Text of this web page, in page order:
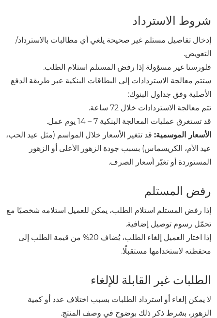
شروط الاسترداد
إدخال تفاصيل مستلم غير صحيحة يلغي أي مطالبات بالاسترداد/
التعويض.
فلورستا غير مسؤولة إذا رفض المستلم استلام الطلب.
ستتم معالجة الاستردادات إلى البطاقات البنكية عبر طريقة الدفع
الأصلية وفق جداول البنوك:
تتم معالجة الاستردادات خلال 72 ساعة.
قد تستغرق عمليات المعالجة البنكية 7 – 14 يوم عمل.
الأسعار الموسمية:قد تتغير الأسعار خلال المواسم (مثل عيد الحب،
عيد الأم، الكريسماس) بسبب جودة الزهور الأعلى أو الزهور
المستوردة أو تغيّر أسعار الصرف.
رفض المستلم
إذا رفض المستلم استلام الطلب، يمكن للعميل استلامه شخصيًا مع
تحمّل رسوم توصيل إضافية.
إذا اختار العميل إلغاء الطلب، يُضاف 20% من قيمة الطلب إلى
محفظته لاستخدامها مستقبلًا.
الطلبات غير القابلة للإلغاء
لا يمكن إلغاء أو استرداد الطلبات بسبب اختلاف عدد أو كمية
الزهور، بشرط ذكر ذلك بوضوح في وصف المنتج.